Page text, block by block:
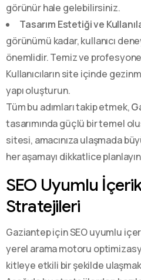
görünür hale gelebilirsiniz.
Tasarım Estetiği ve
görünümü kadar, kullanıcı
önemlidir. Temiz ve
Kullanıcıların site içinde
yapı oluşturun.
Tüm bu adımları takip etmek,
tasarımında güçlü bir temel
sitesi, amacınıza ulaşmada
her aşamayı dikkatlice
SEO Uyumlu
Stratejileri
Gaziantep için SEO uyumlu
yerel arama motoru
kitleye etkili bir şekilde